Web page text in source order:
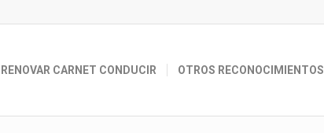
RENOVAR CARNET CONDUCIR OTROS RECONOCIMIENTOS